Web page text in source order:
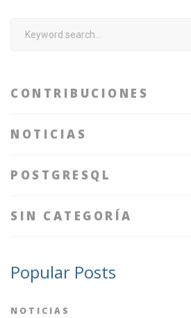
Search
CONTRIBUCIONES
NOTICIAS
POSTGRESQL
SIN CATEGORÍA
Popular Posts
NOTICIAS